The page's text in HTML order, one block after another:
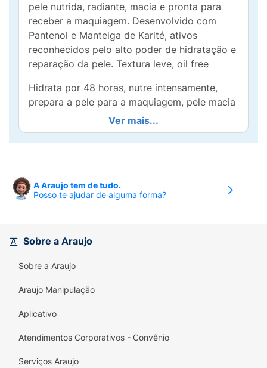
pele nutrida, radiante, macia e pronta para
receber a maquiagem. Desenvolvido com
Pantenol e Manteiga de Karité, ativos
reconhecidos pelo alto poder de hidratação e
reparação da pele. Textura leve, oil free
Hidrata por 48 horas, nutre intensamente,
prepara a pele para a maquiagem, pele macia
e radiante, repara áreas ressecadas, fortalece
a pele contra agressões externas, efeito
matte hidratar e nutrir a pele.
Ver mais...
A Araujo tem de tudo.
Posso te ajudar de alguma forma?
Sobre a Araujo
Sobre a Araujo
Araujo Manipulação
Aplicativo
Atendimentos Corporativos - Convênio
Serviços Araujo